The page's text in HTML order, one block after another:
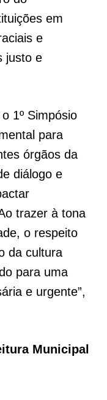
em
e
justo e
1º Simpósio
para
órgãos da
diálogo e
trazer à tona
o respeito
da cultura
para uma
e urgente”,
Municipal